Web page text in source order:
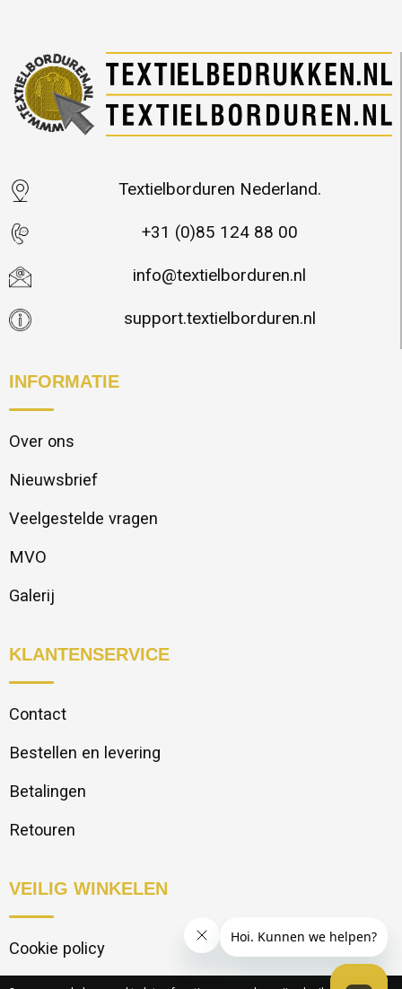
Textielborduren Nederland.
+31 (0)85 124 88 00
info@textielborduren.nl
support.textielborduren.nl
INFORMATIE
Over ons
Nieuwsbrief
Veelgestelde vragen
MVO
Galerij
KLANTENSERVICE
Contact
Bestellen en levering
Betalingen
Retouren
VEILIG WINKELEN
Cookie policy